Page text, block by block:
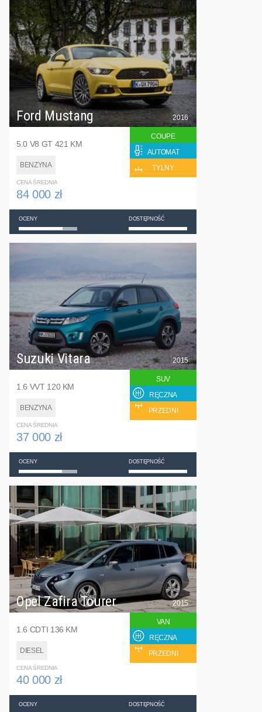
Ford Mustang
5.0 V8 GT 421 KM
BENZYNA
2016
COUPE
AUTOMAT
TYLNY
CENA ŚREDNIA
84 000 zł
OCENY DOSTĘPNOŚĆ
Suzuki Vitara
1.6 VVT 120 KM
BENZYNA
2015
SUV
RĘCZNA
PRZEDNI
CENA ŚREDNIA
37 000 zł
OCENY DOSTĘPNOŚĆ
Opel Zafira Tourer
1.6 CDTI 136 KM
DIESEL
2015
VAN
RĘCZNA
PRZEDNI
CENA ŚREDNIA
40 000 zł
OCENY DOSTĘPNOŚĆ